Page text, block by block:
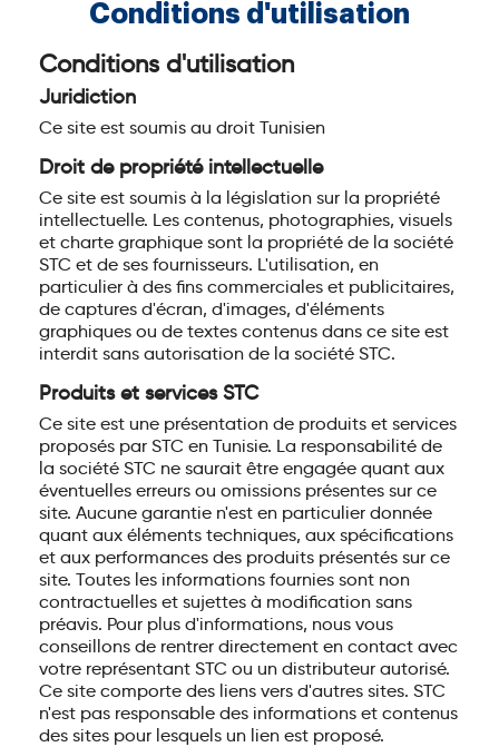
Conditions d'utilisation
Conditions d'utilisation
Juridiction
Ce site est soumis au droit Tunisien
Droit de propriété intellectuelle
Ce site est soumis à la législation sur la propriété
intellectuelle. Les contenus, photographies, visuels
et charte graphique sont la propriété de la société
STC et de ses fournisseurs. L'utilisation, en
particulier à des fins commerciales et publicitaires,
de captures d'écran, d'images, d'éléments
graphiques ou de textes contenus dans ce site est
interdit sans autorisation de la société STC.
Produits et services STC
Ce site est une présentation de produits et services
proposés par STC en Tunisie. La responsabilité de
la société STC ne saurait être engagée quant aux
éventuelles erreurs ou omissions présentes sur ce
site. Aucune garantie n'est en particulier donnée
quant aux éléments techniques, aux spécifications
et aux performances des produits présentés sur ce
site. Toutes les informations fournies sont non
contractuelles et sujettes à modification sans
préavis. Pour plus d'informations, nous vous
conseillons de rentrer directement en contact avec
votre représentant STC ou un distributeur autorisé.
Ce site comporte des liens vers d'autres sites. STC
n'est pas responsable des informations et contenus
des sites pour lesquels un lien est proposé.